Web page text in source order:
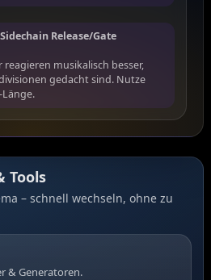
Release/Gate
reagieren musikalisch besser,
gedacht sind. Nutze
Tools
– schnell wechseln, ohne zu
& Generatoren.